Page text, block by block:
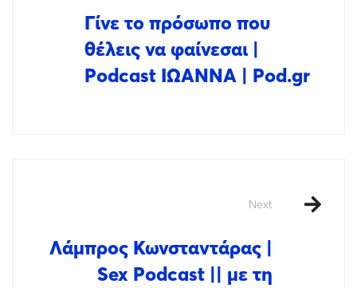
Γίνε το πρόσωπο που
θέλεις να φαίνεσαι |
Podcast ΙΩΑΝΝΑ | Pod.gr
Next
Λάμπρος Κωνσταντάρας |
Sex Podcast || με τη